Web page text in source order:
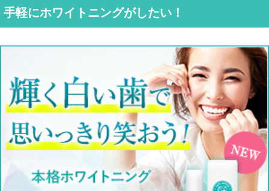
手軽にホワイトニングがしたい！